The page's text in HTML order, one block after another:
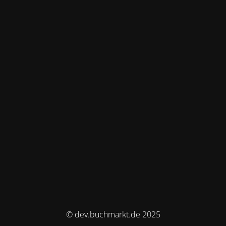
© dev.buchmarkt.de 2025